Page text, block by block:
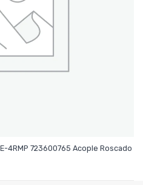
4RMP 723600765 Acople Roscado